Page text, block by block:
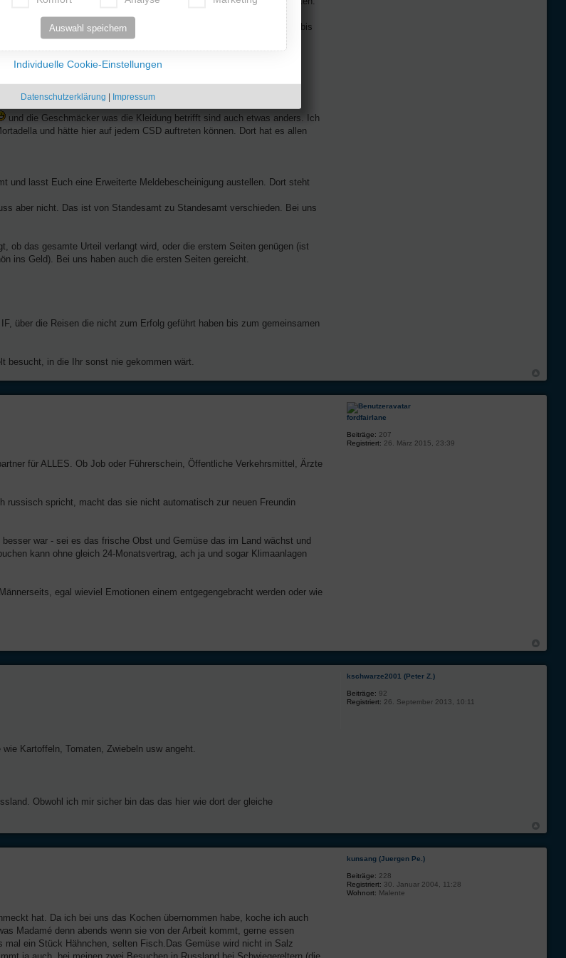
gleich bei euch bleiben kann. Allerdings dürfte es sehr Schwierig bis
wird die Botschaft für eine 80jährige Babuschka kaum ein Visum
ist es deutlich einfacher nach dem Osten zu reisen.
missen.
und die Geschmäcker was die Kleidung betrifft sind auch etwas anders. Ich
und hätte hier auf jedem CSD auftreten können. Dort hat es allen
und lasst Euch eine Erweiterte Meldebescheinigung austellen. Dort steht
aber nicht. Das ist von Standesamt zu Standesamt verschieden. Bei uns
ob das gesamte Urteil verlangt wird, oder die erstem Seiten genügen (ist
ins Geld). Bei uns haben auch die ersten Seiten gereicht.
über die Reisen die nicht zum Erfolg geführt haben bis zum gemeinsamen
besucht, in die Ihr sonst nie gekommen wärt.
für ALLES. Ob Job oder Führerschein, Öffentliche Verkehrsmittel, Ärzte
russisch spricht, macht das sie nicht automatisch zur neuen Freundin
war - sei es das frische Obst und Gemüse das im Land wächst und
kann ohne gleich 24-Monatsvertrag, ach ja und sogar Klimaanlagen
egal wieviel Emotionen einem entgegengebracht werden oder wie
fordfairlane
Beiträge: 207
Registriert: 26. März 2015, 23:39
Kartoffeln, Tomaten, Zwiebeln usw angeht.
Obwohl ich mir sicher bin das das hier wie dort der gleiche
kschwarze2001 (Peter Z.)
Beiträge: 92
Registriert: 26. September 2013, 10:11
hat. Da ich bei uns das Kochen übernommen habe, koche ich auch
Madamé denn abends wenn sie von der Arbeit kommt, gerne essen
ein Stück Hähnchen, selten Fisch.Das Gemüse wird nicht in Salz
kunsang (Juergen Pe.)
Beiträge: 228
Registriert: 30. Januar 2004, 11:28
Wohnort: Malente
Auswahl speichern
Individuelle Cookie-Einstellungen
Datenschutzerklärung | Impressum